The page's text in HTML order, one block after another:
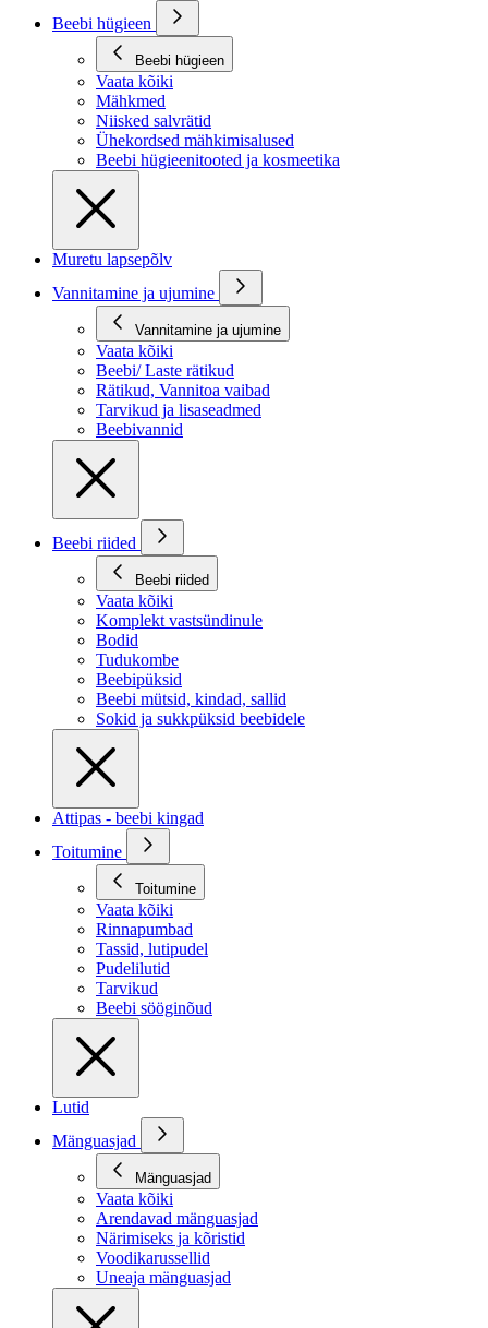
Beebi hügieen
Beebi hügieen
Vaata kõiki
Mähkmed
Niisked salvrätid
Ühekordsed mähkimisalused
Beebi hügieenitooted ja kosmeetika
Muretu lapsepõlv
Vannitamine ja ujumine
Vannitamine ja ujumine
Vaata kõiki
Beebi/ Laste rätikud
Rätikud, Vannitoa vaibad
Tarvikud ja lisaseadmed
Beebivannid
Beebi riided
Beebi riided
Vaata kõiki
Komplekt vastsündinule
Bodid
Tudukombe
Beebipüksid
Beebi mütsid, kindad, sallid
Sokid ja sukkpüksid beebidele
Attipas - beebi kingad
Toitumine
Toitumine
Vaata kõiki
Rinnapumbad
Tassid, lutipudel
Pudelilutid
Tarvikud
Beebi sööginõud
Lutid
Mänguasjad
Mänguasjad
Vaata kõiki
Arendavad mänguasjad
Närimiseks ja kõristid
Voodikarussellid
Uneaja mänguasjad